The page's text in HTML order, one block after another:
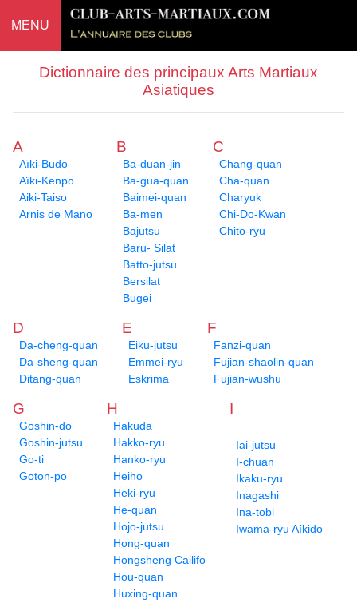
MENU
Dictionnaire des principaux Arts Martiaux
Asiatiques
A
Aïki-Budo
Aïki-Kenpo
Aiki-Taiso
Arnis de Mano
B
Ba-duan-jin
Ba-gua-quan
Baimei-quan
Ba-men
Bajutsu
Baru- Silat
Batto-jutsu
Bersilat
Bugei
C
Chang-quan
Cha-quan
Charyuk
Chi-Do-Kwan
Chito-ryu
D
Da-cheng-quan
Da-sheng-quan
Ditang-quan
E
Eiku-jutsu
Emmei-ryu
Eskrima
F
Fanzi-quan
Fujian-shaolin-quan
Fujian-wushu
G
Goshin-do
Goshin-jutsu
Go-ti
Goton-po
H
Hakuda
Hakko-ryu
Hanko-ryu
Heiho
Heki-ryu
He-quan
Hojo-jutsu
Hong-quan
Hongsheng Cailifo
Hou-quan
Huxing-quan
I
Iai-jutsu
I-chuan
Ikaku-ryu
Inagashi
Ina-tobi
Iwama-ryu Aîkido